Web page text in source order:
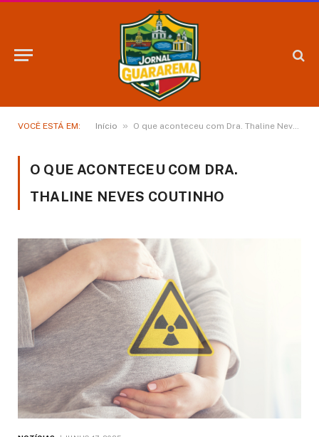
VOCÊ ESTÁ EM: Início » O que aconteceu com Dra. Thaline Neves Coutinho
O QUE ACONTECEU COM DRA.
THALINE NEVES COUTINHO